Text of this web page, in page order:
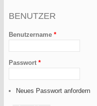
BENUTZER
Benutzername *
Passwort *
Neues Passwort anfordern